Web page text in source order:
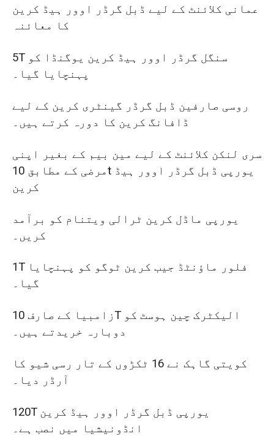
عمانی کلائنٹ کے لیے ڈبل گرڈر اوور ہیڈ کرین
کا معائنہ
5T سنگل گرڈر اوور ہیڈ کرین یوگنڈا کو
پہنچایا گیا۔
روسی صارفین ڈبل گرڈر گینٹری کرین کے لیے
ڈافانگ کرین کا دورہ کرتے ہیں۔
سری لنکن کلائنٹ کے لیے مین بیم کے بغیر اپنی
مرضی کے مطابق 10t یورپی ڈبل گرڈر اوور ہیڈ
کرین
یورپی ماڈل کرین ٹرالی ویتنام کو برآمد
کریں۔
1T فلور ماؤنٹڈ جیب کرین ٹوگو کو پہنچایا
گیا۔
زامبیا کے صارف 10T الیکٹرک چین ہوسٹ کو
دوبارہ خریدتے ہیں۔
کویتی گاہک نے 16 ٹکڑوں کے تار رسی شیو کا
آرڈر دیا۔
120T یورپی ڈبل گرڈر اوور ہیڈ کرین
انڈونیشیا میں نصب ہے۔